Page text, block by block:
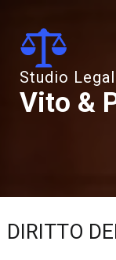
Studio
Vito &
DIRITTO